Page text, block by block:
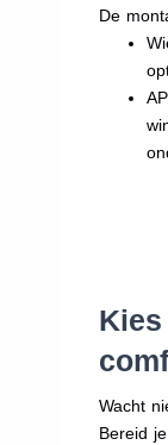
De
Wacht
Bereid